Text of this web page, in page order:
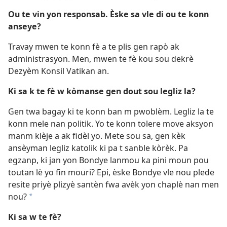
Ou te vin yon responsab. Èske sa vle di ou te konn
anseye?
Travay mwen te konn fè a te plis gen rapò ak
administrasyon. Men, mwen te fè kou sou dekrè
Dezyèm Konsil Vatikan an.
Ki sa k te fè w kòmanse gen dout sou legliz la?
Gen twa bagay ki te konn ban m pwoblèm. Legliz la te
konn mele nan politik. Yo te konn tolere move aksyon
manm klèje a ak fidèl yo. Mete sou sa, gen kèk
ansèyman legliz katolik ki pa t sanble kòrèk. Pa
egzanp, ki jan yon Bondye lanmou ka pini moun pou
toutan lè yo fin mouri? Epi, èske Bondye vle nou plede
resite priyè plizyè santèn fwa avèk yon chaplè nan men
nou? a
Ki sa w te fè?